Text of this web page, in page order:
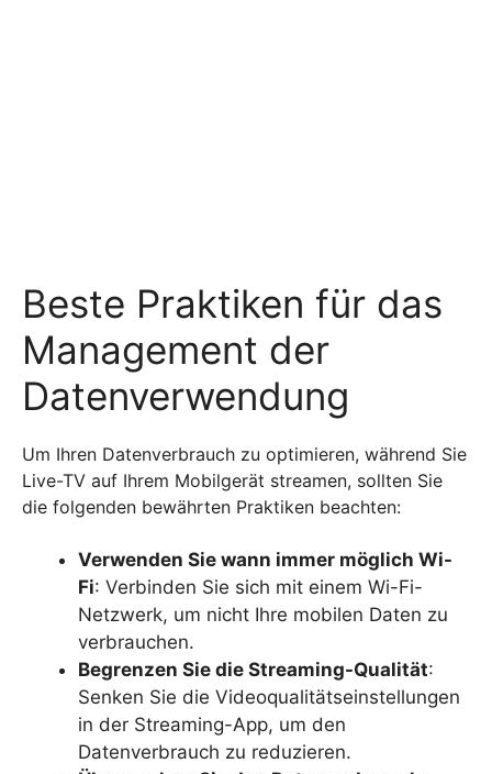
Beste Praktiken für das
Management der
Datenverwendung
Um Ihren Datenverbrauch zu optimieren, während Sie
Live-TV auf Ihrem Mobilgerät streamen, sollten Sie
die folgenden bewährten Praktiken beachten:
Verwenden Sie wann immer möglich Wi-
Fi: Verbinden Sie sich mit einem Wi-Fi-
Netzwerk, um nicht Ihre mobilen Daten zu
verbrauchen.
Begrenzen Sie die Streaming-Qualität:
Senken Sie die Videoqualitätseinstellungen
in der Streaming-App, um den
Datenverbrauch zu reduzieren.